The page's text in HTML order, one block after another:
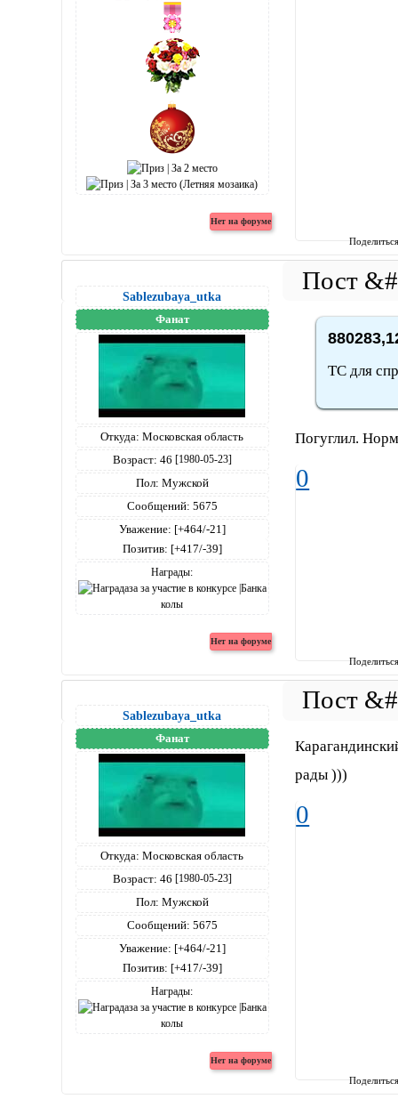
Sablezubaya_utka
Фанат
Откуда: Московская область
Возраст: 46 [1980-05-23]
Пол: Мужской
Сообщений: 5675
Уважение: [+464/-21]
Позитив: [+417/-39]
Награды:
ТС для
Погуглил.
0
Sablezubaya_utka
Фанат
Откуда: Московская область
Возраст: 46 [1980-05-23]
Пол: Мужской
Сообщений: 5675
Уважение: [+464/-21]
Позитив: [+417/-39]
Награды:
рады )))
0